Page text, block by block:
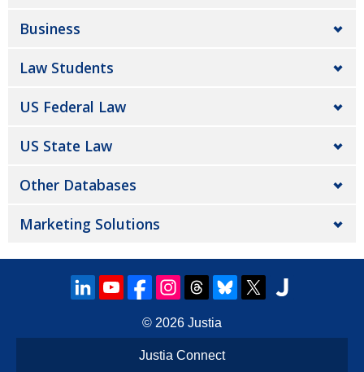
Business
Law Students
US Federal Law
US State Law
Other Databases
Marketing Solutions
© 2026 Justia
Justia Connect